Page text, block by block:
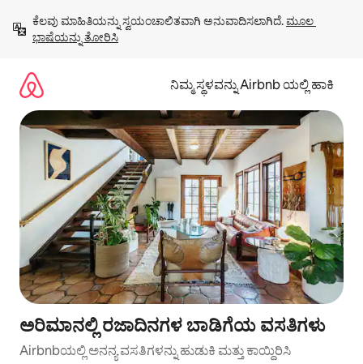
ಹೋಗಿ
ಕೆಲವು ಮಾಹಿತಿಯನ್ನು ಸ್ವಯಂಚಾಲಿತವಾಗಿ ಅನುವಾದಿಸಲಾಗಿದೆ. ಮೂಲ
ಭಾಷೆಯನ್ನು ತೋರಿಸಿ
ನಿಮ್ಮ ಸ್ಥಳವನ್ನು Airbnb ಯಲ್ಲಿ ಹಾಕಿ
ಅರಿಮಾನಲ್ಲಿ ರಜಾದಿನಗಳ ಬಾಡಿಗೆಯ ವಸತಿಗಳು
Airbnbಯಲ್ಲಿ ಅನನ್ಯ ವಸತಿಗಳನ್ನು ಹುಡುಕಿ ಮತ್ತು ಕಾಯ್ದಿರಿಸಿ